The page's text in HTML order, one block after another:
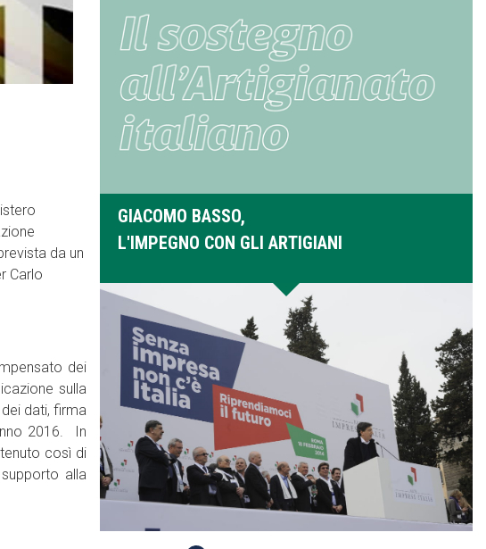
da un
Carlo
dei
sulla
dati, firma
2016. In
così di
alla
GIACOMO BASSO,
L'IMPEGNO CON GLI ARTIGIANI